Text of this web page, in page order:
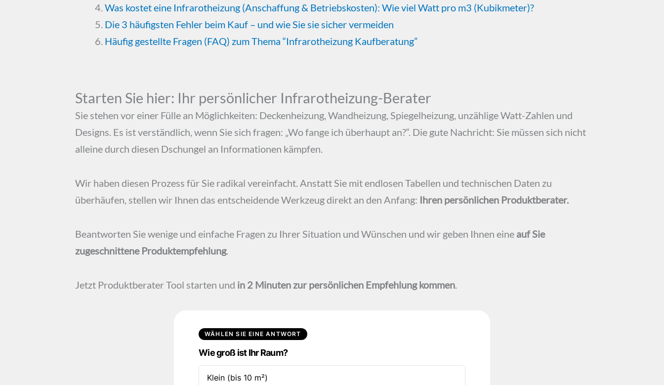
Was kostet eine Infrarotheizung (Anschaffung & Betriebskosten): Wie viel Watt pro m3 (Kubikmeter)?
Die 3 häufigsten Fehler beim Kauf – und wie Sie sie sicher vermeiden
Häufig gestellte Fragen (FAQ) zum Thema “Infrarotheizung Kaufberatung”
Starten Sie hier: Ihr persönlicher Infrarotheizung-Berater
Sie stehen vor einer Fülle an Möglichkeiten: Deckenheizung, Wandheizung, Spiegelheizung, unzählige Watt-Zahlen und
Designs. Es ist verständlich, wenn Sie sich fragen: „Wo fange ich überhaupt an?“. Die gute Nachricht: Sie müssen sich nicht
alleine durch diesen Dschungel an Informationen kämpfen.
Wir haben diesen Prozess für Sie radikal vereinfacht. Anstatt Sie mit endlosen Tabellen und technischen Daten zu
überhäufen, stellen wir Ihnen das entscheidende Werkzeug direkt an den Anfang: Ihren persönlichen Produktberater.
Beantworten Sie wenige und einfache Fragen zu Ihrer Situation und Wünschen und wir geben Ihnen eine auf Sie
zugeschnittene Produktempfehlung.
Jetzt Produktberater Tool starten und in 2 Minuten zur persönlichen Empfehlung kommen.